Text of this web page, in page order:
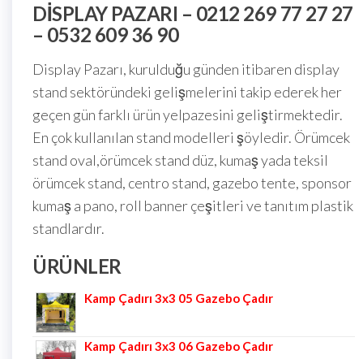
DISPLAY PAZARI – 0212 269 77 27 27
– 0532 609 36 90
Display Pazarı, kurulduğu günden itibaren display
stand sektöründeki gelişmelerini takip ederek her
geçen gün farklı ürün yelpazesini geliştirmektedir.
En çok kullanılan stand modelleri şöyledir. Örümcek
stand oval,örümcek stand düz, kumaş yada teksil
örümcek stand, centro stand, gazebo tente, sponsor
kumaş a pano, roll banner çeşitleri ve tanıtım plastik
standlardır.
ÜRÜNLER
Kamp Çadırı 3x3 05 Gazebo Çadır
Kamp Çadırı 3x3 06 Gazebo Çadır